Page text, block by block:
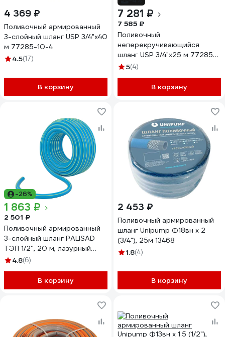
4 369 ₽
Поливочный армированный
3-слойный шланг USP 3/4"x40
м 77285-10-4
4.5(17)
В корзину
7 281 ₽
7 585 ₽
Поливочный
неперекручивающийся
шланг USP 3/4"x25 м 77285-
155(4)
В корзину
-26%
1 863 ₽
2 501 ₽
Поливочный армированный
3-слойный шланг PALISAD
ТЭП 1/2'', 20 м, лазурный
PALISAD 67106
4.8(6)
В корзину
2 453 ₽
Поливочный армированный
шланг Unipump Ф18вн х 2
(3/4"), 25м 13468
1.8(4)
В корзину